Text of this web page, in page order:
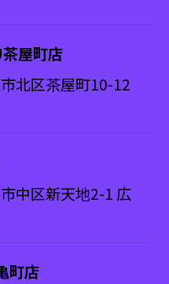
屋町店
北区茶屋町10-12
中区新天地2-1 広
町店